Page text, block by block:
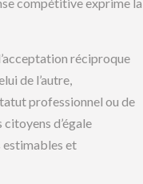
réciproque
de l’autre,
professionnel ou de
d’égale
estimables et